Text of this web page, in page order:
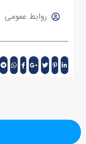
روابط عمومی